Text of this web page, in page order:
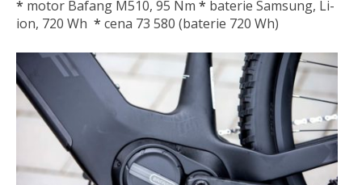
* motor Bafang M510, 95 Nm * baterie Samsung, Li-
ion, 720 Wh * cena 73 580 (baterie 720 Wh)